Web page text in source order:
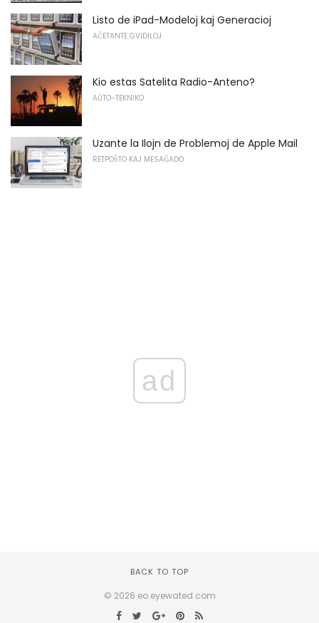
Listo de iPad-Modeloj kaj Generacioj
AĈETANTE GVIDILOJ
Kio estas Satelita Radio-Anteno?
AŬTO-TEKNIKO
Uzante la Ilojn de Problemoj de Apple Mail
RETPOŜTO KAJ MESAĜADO
ad
BACK TO TOP
© 2026 eo.eyewated.com